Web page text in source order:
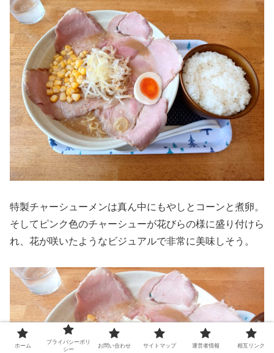
特製チャーシューメンは真ん中にもやしとコーンと煮卵。
そしてピンク色のチャーシューが花びらの様に盛り付けら
れ、花が咲いたようなビジュアルで非常に美味しそう。
ホーム
プライバシーポリ
シー
お問い合わせ サイトマップ 運営者情報 相互リンク